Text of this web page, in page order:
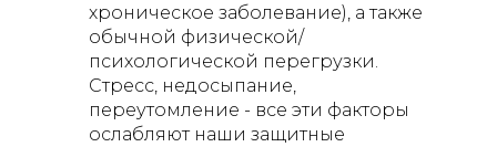
хроническое заболевание), а также
обычной физической/
психологической перегрузки.
Стресс, недосыпание,
переутомление - все эти факторы
ослабляют наши защитные